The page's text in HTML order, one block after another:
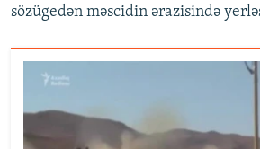
sözügedən məscidin ərazisində